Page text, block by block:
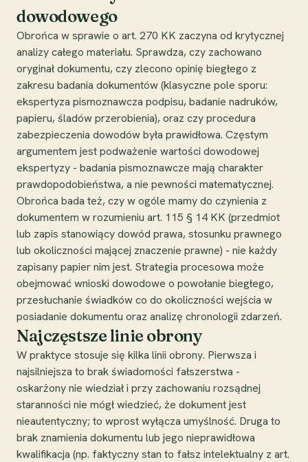
dowodowego
Obrońca w sprawie o art. 270 KK zaczyna od krytycznej
analizy całego materiału. Sprawdza, czy zachowano
oryginał dokumentu, czy zlecono opinię biegłego z
zakresu badania dokumentów (klasyczne pole sporu:
ekspertyza pismoznawcza podpisu, badanie nadruków,
papieru, śladów przerobienia), oraz czy procedura
zabezpieczenia dowodów była prawidłowa. Częstym
argumentem jest podważenie wartości dowodowej
ekspertyzy - badania pismoznawcze mają charakter
prawdopodobieństwa, a nie pewności matematycznej.
Obrońca bada też, czy w ogóle mamy do czynienia z
dokumentem w rozumieniu art. 115 § 14 KK (przedmiot
lub zapis stanowiący dowód prawa, stosunku prawnego
lub okoliczności mającej znaczenie prawne) - nie każdy
zapisany papier nim jest. Strategia procesowa może
obejmować wnioski dowodowe o powołanie biegłego,
przesłuchanie świadków co do okoliczności wejścia w
posiadanie dokumentu oraz analizę chronologii zdarzeń.
Najczęstsze linie obrony
W praktyce stosuje się kilka linii obrony. Pierwsza i
najsilniejsza to brak świadomości fałszerstwa -
oskarżony nie wiedział i przy zachowaniu rozsądnej
staranności nie mógł wiedzieć, że dokument jest
nieautentyczny; to wprost wyłącza umyślność. Druga to
brak znamienia dokumentu lub jego nieprawidłowa
kwalifikacja (np. faktyczny stan to fałsz intelektualny z art.